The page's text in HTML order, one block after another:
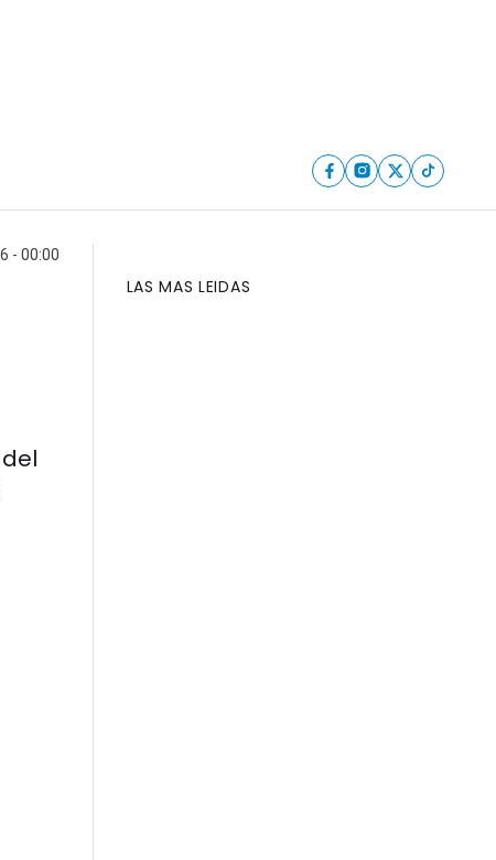
- 00:00
LAS MAS LEIDAS